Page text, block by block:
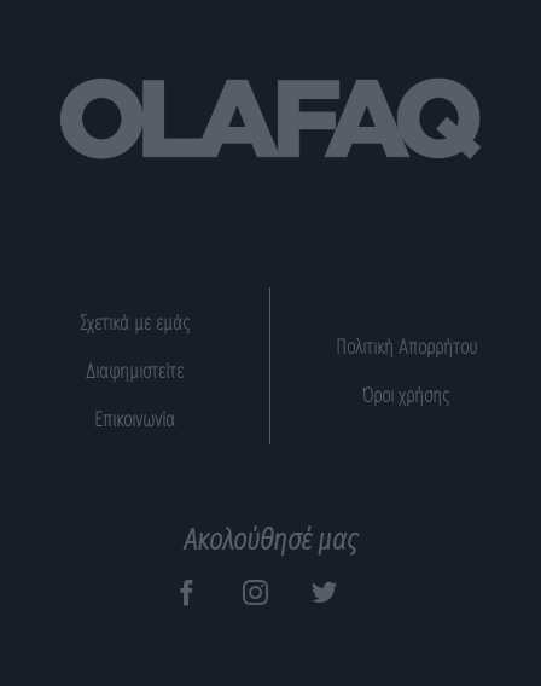
Σχετικά με εμάς
Διαφημιστείτε
Επικοινωνία
Πολιτική Απορρήτου
Όροι χρήσης
Ακολούθησέ μας